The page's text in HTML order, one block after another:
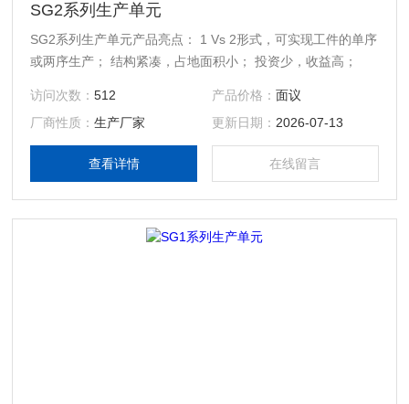
SG2系列生产单元
SG2系列生产单元产品亮点： 1 Vs 2形式，可实现工件的单序
或两序生产； 结构紧凑，占地面积小； 投资少，收益高；
访问次数：512 产品价格： 面议
厂商性质：生产厂家 更新日期： 2026-07-13
查看详情 在线留言